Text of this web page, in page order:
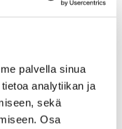
palvella sinua
analytiikan ja
sekä
Osa
Lukio